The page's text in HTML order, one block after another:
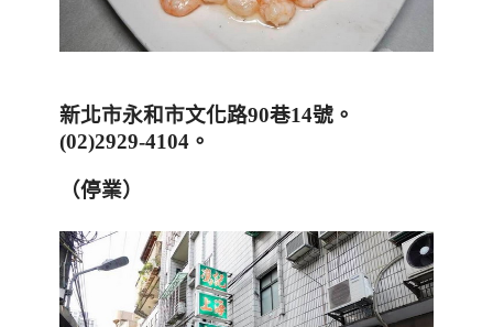
新北市永和市文化路90巷14號。
(02)2929-4104 。
（停業）